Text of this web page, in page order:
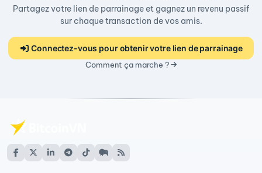
Partagez votre lien de parrainage et gagnez un revenu passif
sur chaque transaction de vos amis.
Connectez-vous pour obtenir votre lien de parrainage
Comment ça marche ?